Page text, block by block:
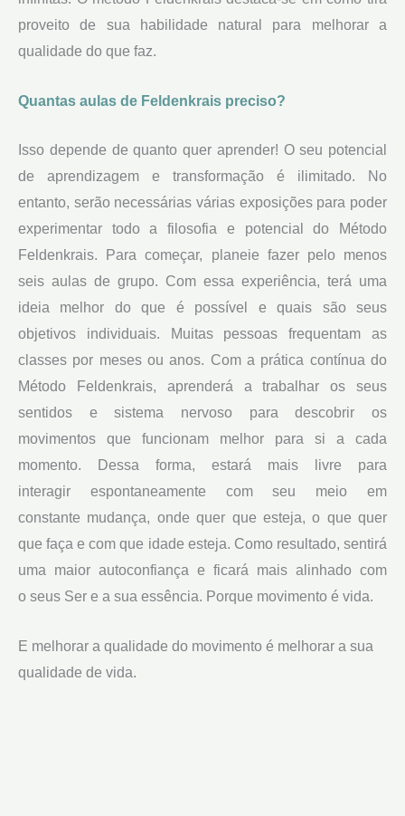
proveito de sua habilidade natural para melhorar a
qualidade do que faz.
Quantas aulas de Feldenkrais preciso?
Isso depende de quanto quer aprender! O seu potencial
de aprendizagem e transformação é ilimitado. No
entanto, serão necessárias várias exposições para poder
experimentar todo a filosofia e potencial do Método
Feldenkrais. Para começar, planeie fazer pelo menos
seis aulas de grupo. Com essa experiência, terá uma
ideia melhor do que é possível e quais são seus
objetivos individuais. Muitas pessoas frequentam as
classes por meses ou anos. Com a prática contínua do
Método Feldenkrais, aprenderá a trabalhar os seus
sentidos e sistema nervoso para descobrir os
movimentos que funcionam melhor para si a cada
momento. Dessa forma, estará mais livre para
interagir espontaneamente com seu meio em
constante mudança, onde quer que esteja, o que quer
que faça e com que idade esteja. Como resultado, sentirá
uma maior autoconfiança e ficará mais alinhado com
o seus Ser e a sua essência. Porque movimento é vida.
E melhorar a qualidade do movimento é melhorar a sua
qualidade de vida.